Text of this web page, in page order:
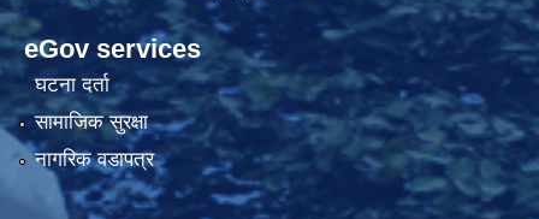
eGov services
घटना दर्ता
सामाजिक सुरक्षा
नागरिक वडापत्र